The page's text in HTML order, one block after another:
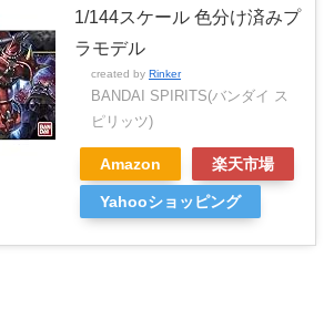
1/144スケール 色分け済みプ
ラモデル
created by Rinker
BANDAI SPIRITS(バンダイ ス
ピリッツ)
Amazon 楽天市場
Yahooショッピング